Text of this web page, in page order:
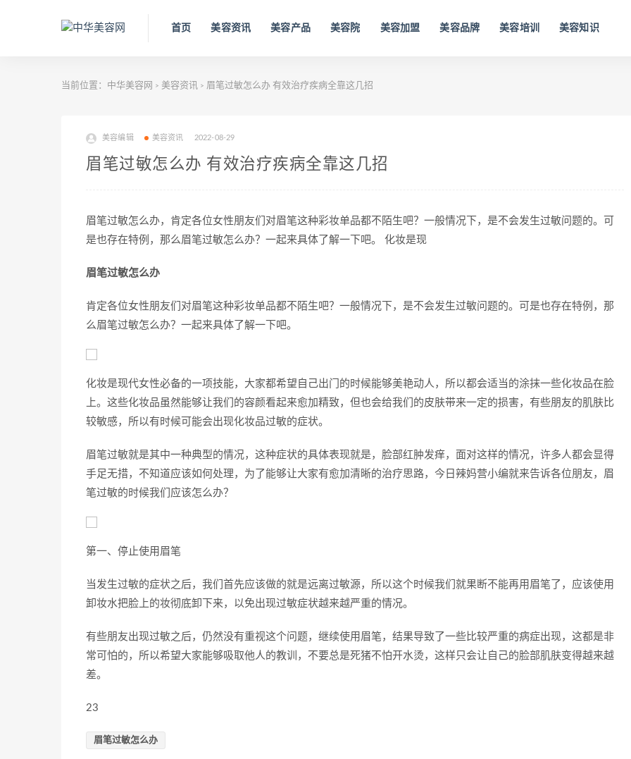
首页 美容资讯 美容产品 美容院 美容加盟 美容品牌 美容培训 美容知识
当前位置： 中华美容网 > 美容资讯 > 眉笔过敏怎么办 有效治疗疾病全靠这几招
美容编辑 美容资讯 2022-08-29
眉笔过敏怎么办 有效治疗疾病全靠这几招
眉笔过敏怎么办，肯定各位女性朋友们对眉笔这种彩妆单品都不陌生吧？一般情况下，是不会发生过敏问题的。可
是也存在特例，那么眉笔过敏怎么办？一起来具体了解一下吧。 化妆是现
眉笔过敏怎么办
肯定各位女性朋友们对眉笔这种彩妆单品都不陌生吧？一般情况下，是不会发生过敏问题的。可是也存在特例，那
么眉笔过敏怎么办？一起来具体了解一下吧。
化妆是现代女性必备的一项技能，大家都希望自己出门的时候能够美艳动人，所以都会适当的涂抹一些化妆品在脸
上。这些化妆品虽然能够让我们的容颜看起来愈加精致，但也会给我们的皮肤带来一定的损害，有些朋友的肌肤比
较敏感，所以有时候可能会出现化妆品过敏的症状。
眉笔过敏就是其中一种典型的情况，这种症状的具体表现就是，脸部红肿发痒，面对这样的情况，许多人都会显得
手足无措，不知道应该如何处理，为了能够让大家有愈加清晰的治疗思路，今日辣妈营小编就来告诉各位朋友，眉
笔过敏的时候我们应该怎么办？
第一、停止使用眉笔
当发生过敏的症状之后，我们首先应该做的就是远离过敏源，所以这个时候我们就果断不能再用眉笔了，应该使用
卸妆水把脸上的妆彻底卸下来，以免出现过敏症状越来越严重的情况。
有些朋友出现过敏之后，仍然没有重视这个问题，继续使用眉笔，结果导致了一些比较严重的病症出现，这都是非
常可怕的，所以希望大家能够吸取他人的教训，不要总是死猪不怕开水烫，这样只会让自己的脸部肌肤变得越来越
差。
23
眉笔过敏怎么办